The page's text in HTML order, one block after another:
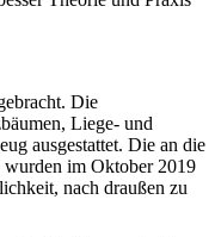
Die
Liege- und
ausgestattet. Die an die
wurden im Oktober 2019
nach draußen zu